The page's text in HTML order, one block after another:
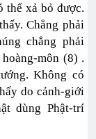
thể xả bỏ được.
Chẳng phải
chẳng phải
môn (8) .
Không có
do cảnh-giới
dùng Phật-trí